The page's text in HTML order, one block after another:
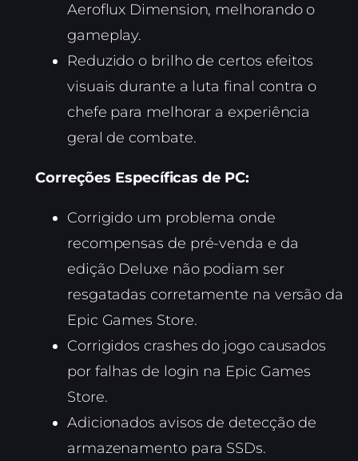
Aeroflux Dimension, melhorando o
gameplay.
Reduzido o brilho de certos efeitos
visuais durante a luta final contra o
chefe para melhorar a experiência
geral de combate.
Correções Específicas de PC:
Corrigido um problema onde
recompensas de pré-venda e da
edição Deluxe não podiam ser
resgatadas corretamente na versão da
Epic Games Store.
Corrigidos crashes do jogo causados
por falhas de login na Epic Games
Store.
Adicionados avisos de detecção de
armazenamento para SSDs.